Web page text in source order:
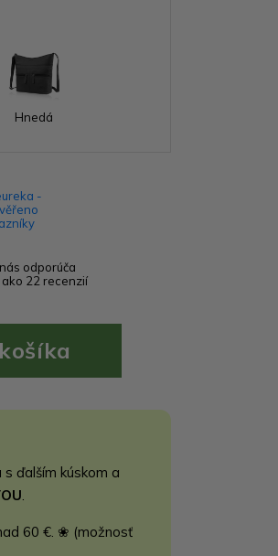
Hnedá
odporúča
22 recenzií
ďalším kúskom a
.
60 €. ❀ (možnosť